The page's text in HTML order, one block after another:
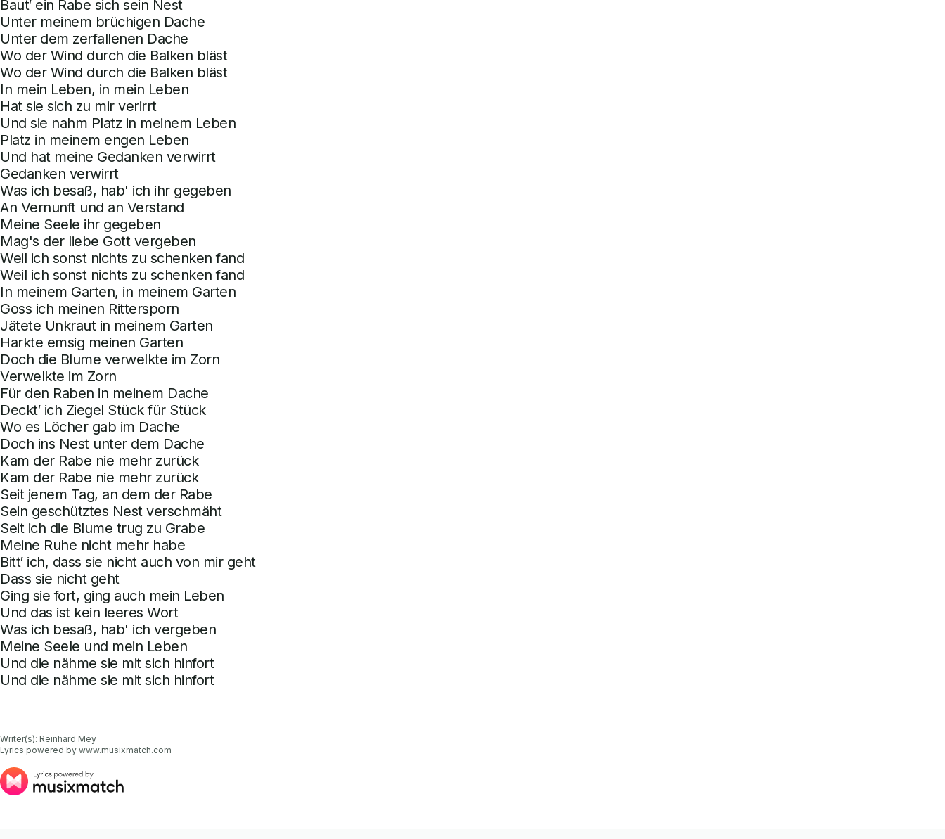
Baut′ ein Rabe sich sein Nest
Unter meinem brüchigen Dache
Unter dem zerfallenen Dache
Wo der Wind durch die Balken bläst
Wo der Wind durch die Balken bläst
In mein Leben, in mein Leben
Hat sie sich zu mir verirrt
Und sie nahm Platz in meinem Leben
Platz in meinem engen Leben
Und hat meine Gedanken verwirrt
Gedanken verwirrt
Was ich besaß, hab' ich ihr gegeben
An Vernunft und an Verstand
Meine Seele ihr gegeben
Mag's der liebe Gott vergeben
Weil ich sonst nichts zu schenken fand
Weil ich sonst nichts zu schenken fand
In meinem Garten, in meinem Garten
Goss ich meinen Rittersporn
Jätete Unkraut in meinem Garten
Harkte emsig meinen Garten
Doch die Blume verwelkte im Zorn
Verwelkte im Zorn
Für den Raben in meinem Dache
Deckt′ ich Ziegel Stück für Stück
Wo es Löcher gab im Dache
Doch ins Nest unter dem Dache
Kam der Rabe nie mehr zurück
Kam der Rabe nie mehr zurück
Seit jenem Tag, an dem der Rabe
Sein geschütztes Nest verschmäht
Seit ich die Blume trug zu Grabe
Meine Ruhe nicht mehr habe
Bitt′ ich, dass sie nicht auch von mir geht
Dass sie nicht geht
Ging sie fort, ging auch mein Leben
Und das ist kein leeres Wort
Was ich besaß, hab' ich vergeben
Meine Seele und mein Leben
Und die nähme sie mit sich hinfort
Und die nähme sie mit sich hinfort
Writer(s): Reinhard Mey
Lyrics powered by www.musixmatch.com